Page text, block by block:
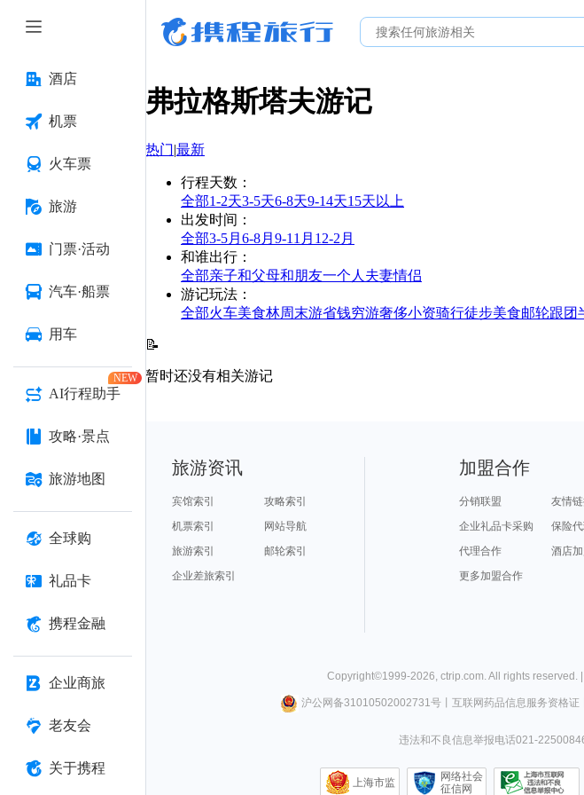
酒店
机票
火车票
旅游
门票·活动
汽车·船票
用车
AI行程助手
NEW
攻略·景点
旅游地图
全球购
礼品卡
携程金融
企业商旅
老友会
关于携程
弗拉格斯塔夫游记
热门|最新
行程天数 ：
全部1-2天3-5天6-8天9-14天15天以上
出发时间 ：
全部3-5月 6-8月 9-11月 12-2月
和谁出行 ：
全部亲子和父母和朋友一个人 夫妻情侣
游记玩法 ：
全部火车美食林周末游省钱穷游奢侈小资骑行徒步美食邮轮跟团
📝
暂时还没有相关游记
旅游资讯
宾馆索引
攻略索引
机票索引
网站导航
旅游索引
邮轮索引
企业差旅索引
加盟合作
分销联盟
友情
企业礼品卡采购
保险
代理合作
酒店
更多加盟合作
Copyright©1999-2026, ctrip.com. All rights reserved. |
沪公网备31010502002731号丨 互联网药品信息服务资格证
违法和不良信息举报电话021-
上海市监
网络社会
征信网